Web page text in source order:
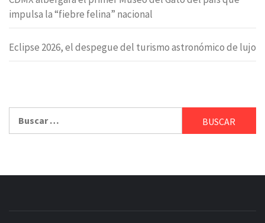
impulsa la “fiebre felina” nacional
Eclipse 2026, el despegue del turismo astronómico de lujo